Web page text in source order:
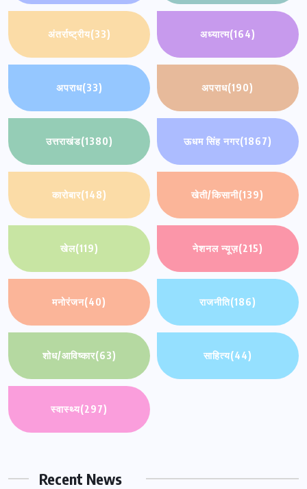
अंतर्राष्ट्रीय(33) अध्यात्म(164)
अपराध(33) अपराध(190)
उत्तराखंड(1380) ऊधम सिंह नगर(1867)
कारोबार(148) खेती/किसानी(139)
खेल(119) नेशनल न्यूज़(215)
मनोरंजन(40) राजनीति(186)
शोध/आविष्कार(63) साहित्य(44)
स्वास्थ्य(297)
Recent News